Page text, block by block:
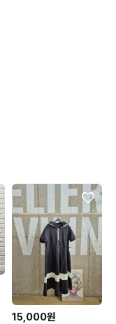
15,000원